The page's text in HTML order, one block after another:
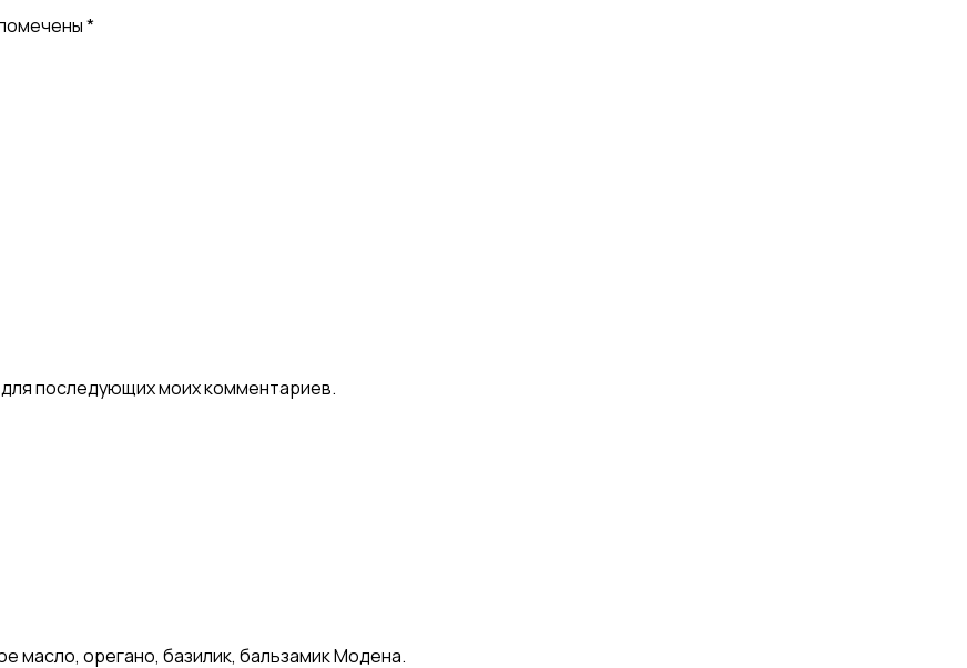
*
последующих моих комментариев.
масло, орегано, базилик, бальзамик Модена.